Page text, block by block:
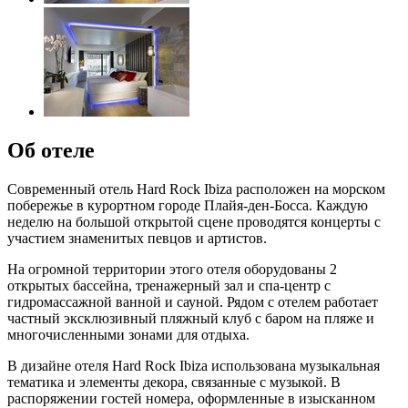
Об отеле
Современный отель Hard Rock Ibiza расположен на морском
побережье в курортном городе Плайя-ден-Босса. Каждую
неделю на большой открытой сцене проводятся концерты с
участием знаменитых певцов и артистов.
На огромной территории этого отеля оборудованы 2
открытых бассейна, тренажерный зал и спа-центр с
гидромассажной ванной и сауной. Рядом с отелем работает
частный эксклюзивный пляжный клуб с баром на пляже и
многочисленными зонами для отдыха.
В дизайне отеля Hard Rock Ibiza использована музыкальная
тематика и элементы декора, связанные с музыкой. В
распоряжении гостей номера, оформленные в изысканном